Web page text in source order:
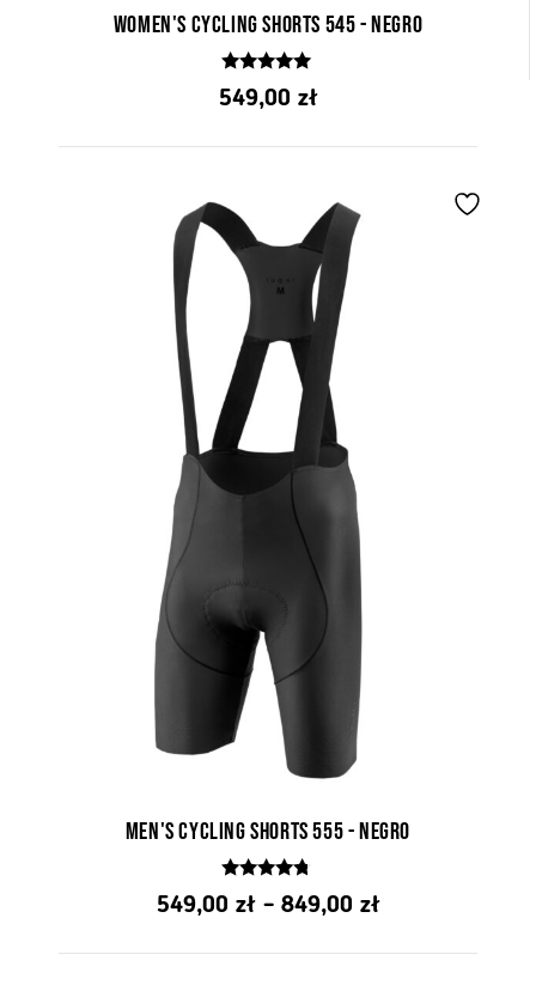
Women's cycling shorts 545 - Negro
5.00
z 5
549,00 zł
Men's cycling shorts 555 - Negro
4.58
z 5
549,00 zł – 849,00 złPrice